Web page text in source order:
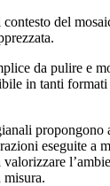
del
da pulire e
in tanti
propongono
eseguite a
valorizzare
misura.